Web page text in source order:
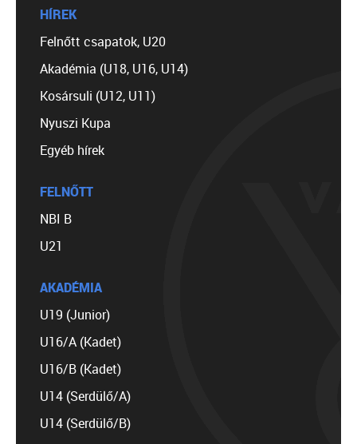
HÍREK
Felnőtt csapatok, U20
Akadémia (U18, U16, U14)
Kosársuli (U12, U11)
Nyuszi Kupa
Egyéb hírek
FELNŐTT
NBI B
U21
AKADÉMIA
U19 (Junior)
U16/A (Kadet)
U16/B (Kadet)
U14 (Serdülő/A)
U14 (Serdülő/B)